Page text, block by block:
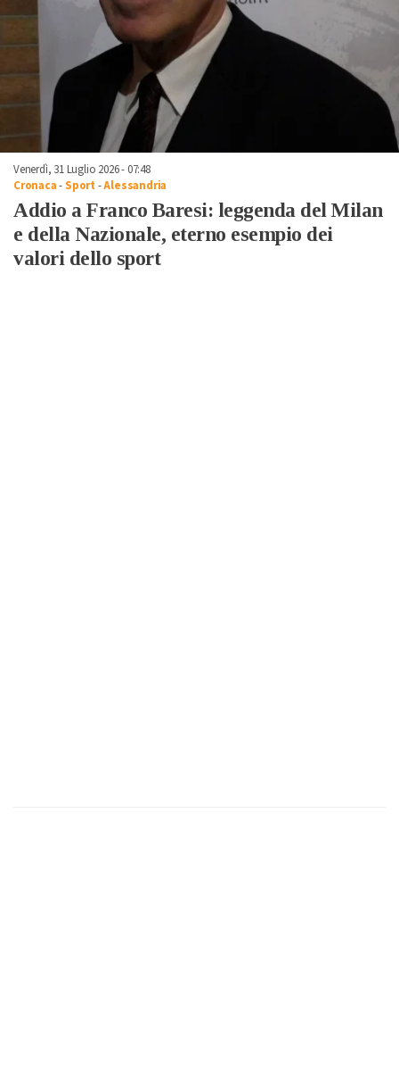
Venerdì, 31 Luglio 2026 - 07:48
Cronaca-Sport -Alessandria
Addio a Franco Baresi: leggenda del Milan
e della Nazionale, eterno esempio dei
valori dello sport